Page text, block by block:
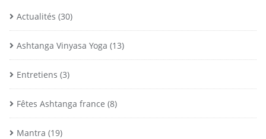
Actualités (30)
Ashtanga Vinyasa Yoga (13)
Entretiens (3)
Fêtes Ashtanga france (8)
Mantra (19)